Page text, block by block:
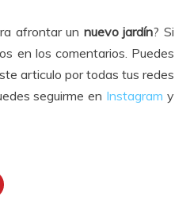
afrontar un nuevo jardín? Si
en los comentarios. Puedes
articulo por todas tus redes
seguirme en Instagram y